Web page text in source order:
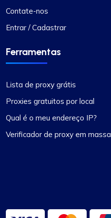
Contate-nos
Entrar / Cadastrar
Ferramentas
Lista de proxy grátis
Proxies gratuitos por local
Qual é o meu endereço IP?
Verificador de proxy em massa